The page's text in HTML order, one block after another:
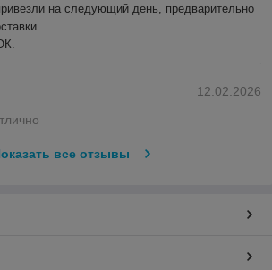
на следующий день, предварительно
12.02.2026
все отзывы